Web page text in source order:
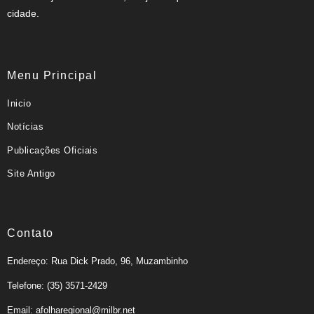
cidade.
Menu Principal
Inicio
Notícias
Publicações Oficiais
Site Antigo
Contato
Endereço: Rua Dick Prado, 96, Muzambinho
Telefone: (35) 3571-2429
Email: afolharegional@milbr.net